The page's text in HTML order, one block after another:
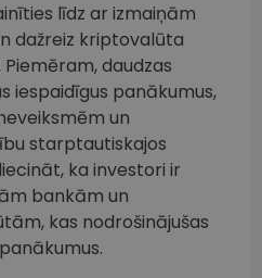
līdz ar izmaiņām
dažreiz kriptovalūta
daudzas
iespaidīgus panākumus,
un
starptautiskajos
ka investori ir
bankām un
kas nodrošinājušas